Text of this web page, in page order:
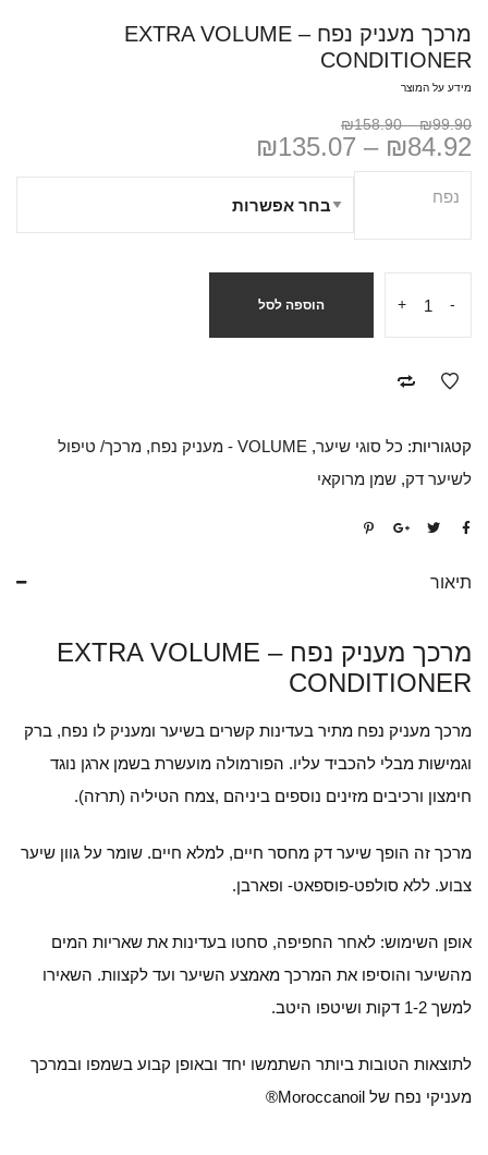
מרכך מעניק נפח – EXTRA VOLUME
CONDITIONER
מידע על המוצר
₪99.90
–
₪158.90
₪84.92
–
₪135.07
נפח
-
+ הוספה לסל
קטגוריות: כל סוגי שיער, VOLUME - מעניק נפח , מרכך/ טיפול
לשיער דק, שמן מרוקאי
תיאור
מרכך מעניק נפח – EXTRA VOLUME
CONDITIONER
מרכך מעניק נפח מתיר בעדינות קשרים בשיער ומעניק לו נפח, ברק
וגמישות מבלי להכביד עליו. הפורמולה מועשרת בשמן ארגן נוגד
חימצון ורכיבים מזינים נוספים ביניהם ,צמח הטיליה (תרזה).
מרכך זה הופך שיער דק מחסר חיים, למלא חיים. שומר על גוון שיער
צבוע. ללא סולפט-פוספאט- ופארבן.
אופן השימוש: לאחר החפיפה, סחטו בעדינות את שאריות המים
מהשיער והוסיפו את המרכך מאמצע השיער ועד לקצוות. השאירו
למשך 1-2 דקות ושיטפו היטב.
לתוצאות הטובות ביותר השתמשו יחד ובאופן קבוע בשמפו ובמרכך
מעניקי נפח של Moroccanoil®